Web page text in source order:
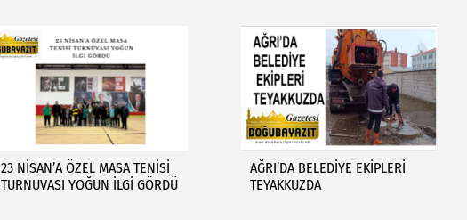
23 NİSAN’A ÖZEL MASA TENİSİ
TURNUVASI YOĞUN İLGİ GÖRDÜ
AĞRI’DA BELEDİYE EKİPLERİ
TEYAKKUZDA